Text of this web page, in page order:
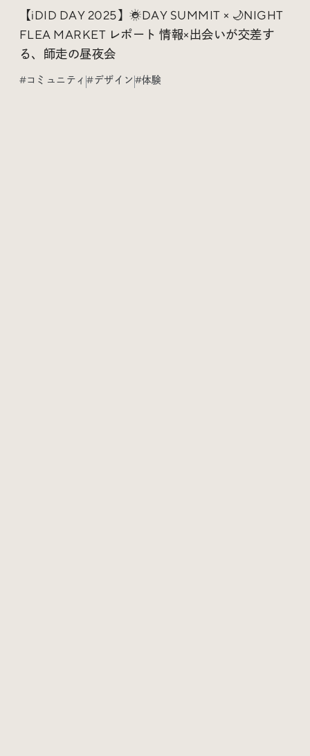
Collaboration with
OUGON
【iDID DAY 2025】☀️DAY SUMMIT × 🌙NIGHT
FLEA MARKET レポート 情報×出会いが交差す
る、師走の昼夜会
#コミュニティ#デザイン#体験